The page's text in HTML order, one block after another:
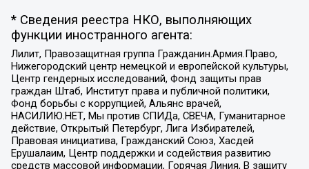
* Сведения реестра НКО, выполняющих
функции иностранного агента:
Лилит, Правозащитная группа Гражданин.Армия.Право,
Нижегородский центр немецкой и европейской культуры,
Центр гендерных исследований, Фонд защиты прав
граждан Штаб, Институт права и публичной политики,
Фонд борьбы с коррупцией, Альянс врачей,
НАСИЛИЮ.НЕТ, Мы против СПИДа, СВЕЧА, Гуманитарное
действие, Открытый Петербург, Лига Избирателей,
Правовая инициатива, Гражданский Союз, Хасдей
Ерушалаим, Центр поддержки и содействия развитию
средств массовой информации, Горячая Линия, В защиту